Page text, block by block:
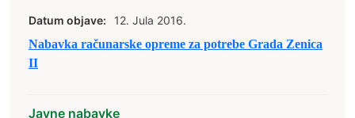
Datum objave:
12. Jula 2016.
Nabavka računarske opreme za potrebe Grada Zenica
II
Javne nabavke